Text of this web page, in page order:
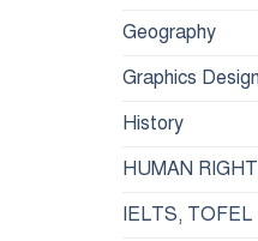
Geography
Graphics
History
HUMAN
IELTS, TOFEL